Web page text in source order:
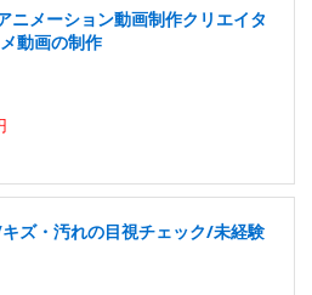
ニメーション動画制作クリエイタ
動画の制作
ズ・汚れの目視チェック/未経験